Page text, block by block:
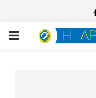
PRIMARY